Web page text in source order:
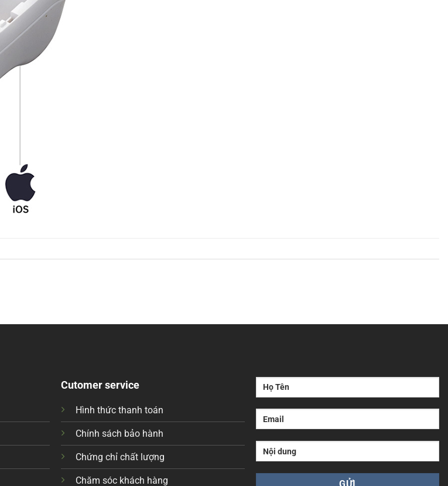
Cutomer service
Hình thức thanh toán
Chính sách bảo hành
Chứng chỉ chất lượng
Chăm sóc khách hàng